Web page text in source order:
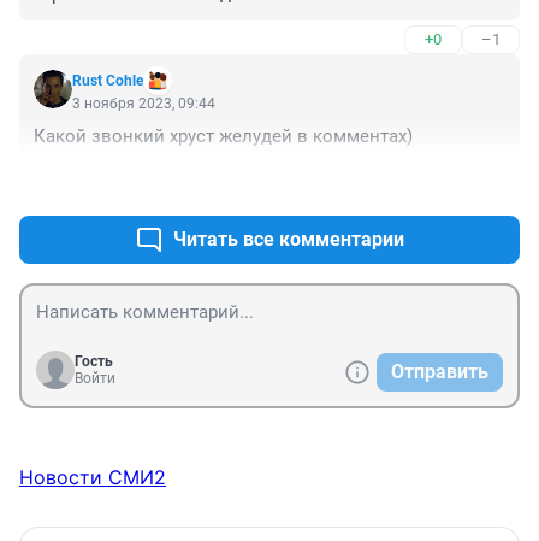
+0 –1
Rust Cohle
3 ноября 2023, 09:44
Какой звонкий хруст желудей в комментах)
Читать все комментарии
Гость
Войти
Отправить
Новости СМИ2